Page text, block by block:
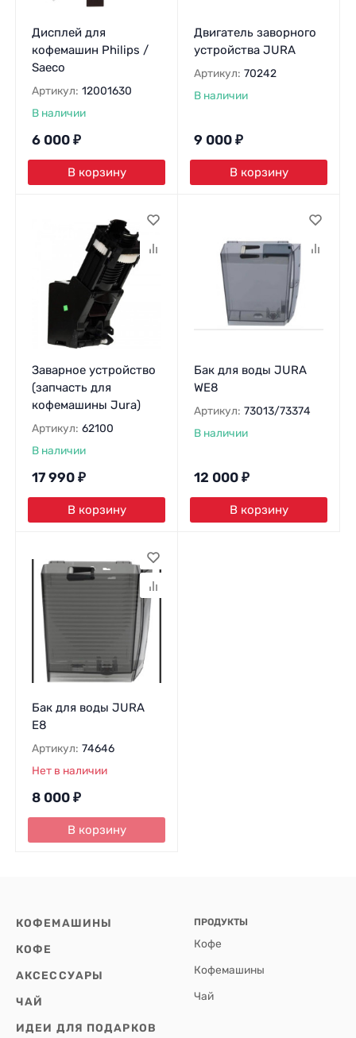
Дисплей для
кофемашин Philips /
Saeco
Артикул: 12001630
В наличии
6 000 ₽
В корзину
Двигатель заворного
устройства JURA
Артикул: 70242
В наличии
9 000 ₽
В корзину
Заварное устройство
(запчасть для
кофемашины Jura)
Артикул: 62100
В наличии
17 990 ₽
В корзину
Бак для воды JURA
WE8
Артикул: 73013/73374
В наличии
12 000 ₽
В корзину
Бак для воды JURA
E8
Артикул: 74646
Нет в наличии
8 000 ₽
В корзину
КОФЕМАШИНЫ
КОФЕ
АКСЕССУАРЫ
ЧАЙ
ИДЕИ ДЛЯ ПОДАРКОВ
ПРОДУКТЫ
Кофе
Кофемашины
Чай